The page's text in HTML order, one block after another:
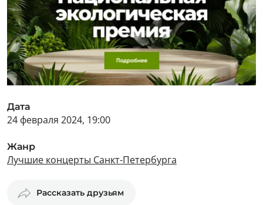
Дата
24 февраля 2024, 19:00
Жанр
Лучшие концерты Санкт-Петербурга
Рассказать друзьям